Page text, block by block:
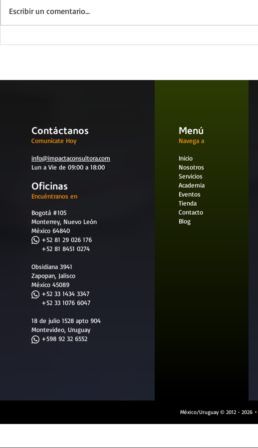
Escribir un comentario...
Contáctanos
Comunícate Hoy
info@impactaconsultora.com
Lun a Vie de 09:00 a 18:00
Oficinas
Encuéntranos en
Bogotá #105
Monterrey, Nuevo León
México 64840
​ +52 81 29 026 176
+52 81 8451 0274
Obsidiana 3941
Zapopan, Jalisco
México 45089
+52 33 1434 3347
+52 33 1076 6047
18 de julio 1528 apto 904
Montevideo, Uruguay
+598 92 32 6552
Menú
Navega a
Inicio
Nosotros
Servicios
Academia
Eventos
Tienda
Contacto
Blog
México/Uruguay © 2012 - 2026 